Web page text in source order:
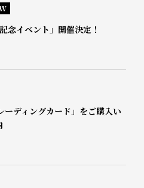
念イベント」開催決定！
ーディングカード」をご購入い